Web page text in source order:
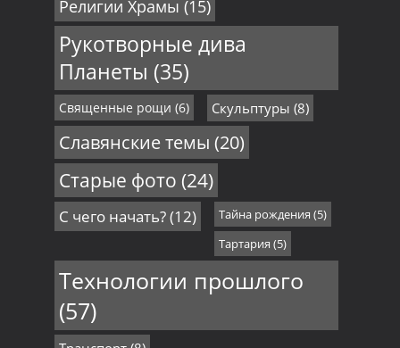
Религии Храмы (15)
Рукотворные дива
Планеты (35)
Священные рощи (6) Скульптуры (8)
Славянские темы (20)
Старые фото (24)
С чего начать?(12) Тайна рождения (5)
Тартария (5)
Технологии прошлого
(57)